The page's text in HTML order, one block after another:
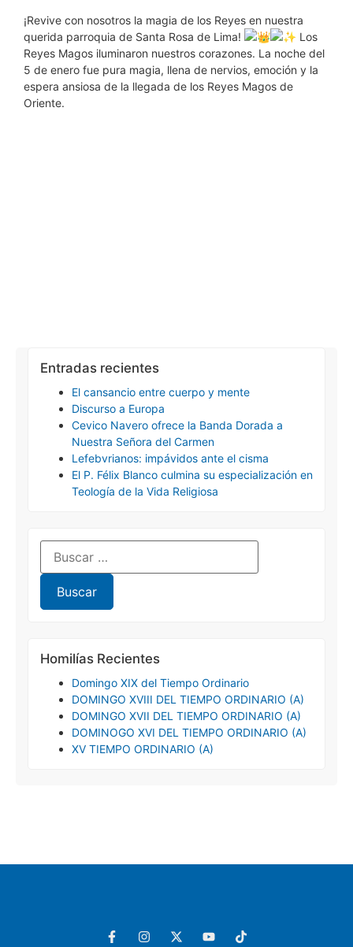
¡Revive con nosotros la magia de los Reyes en nuestra
querida parroquia de Santa Rosa de Lima!
Los
Reyes Magos iluminaron nuestros corazones. La noche del
5 de enero fue pura magia, llena de nervios, emoción y la
espera ansiosa de la llegada de los Reyes Magos de
Oriente.
Entradas recientes
El cansancio entre cuerpo y mente
Discurso a Europa
Cevico Navero ofrece la Banda Dorada a
Nuestra Señora del Carmen
Lefebvrianos: impávidos ante el cisma
El P. Félix Blanco culmina su especialización en
Teología de la Vida Religiosa
Homilías Recientes
Domingo XIX del Tiempo Ordinario
DOMINGO XVIII DEL TIEMPO ORDINARIO (A)
DOMINGO XVII DEL TIEMPO ORDINARIO (A)
DOMINOGO XVI DEL TIEMPO ORDINARIO (A)
XV TIEMPO ORDINARIO (A)